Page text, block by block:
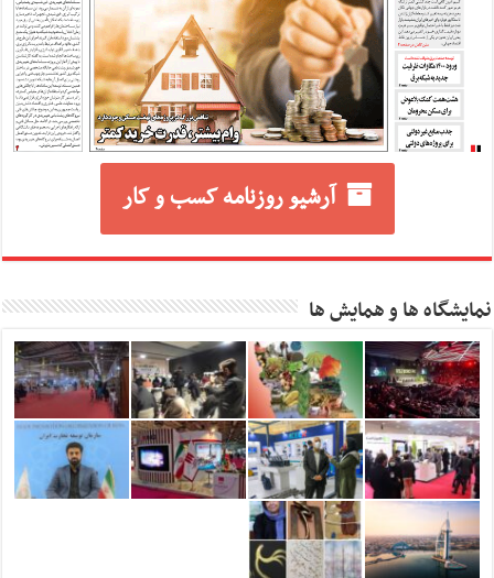
آرشیو روزنامه کسب و کار
نمایشگاه ها و همایش ها